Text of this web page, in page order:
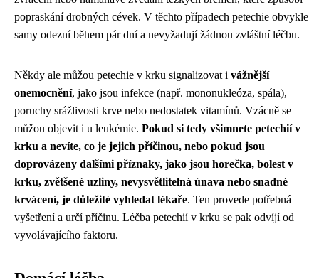
popraskání drobných cévek. V těchto případech petechie obvykle
samy odezní během pár dní a nevyžadují žádnou zvláštní léčbu.
Někdy ale můžou petechie v krku signalizovat i vážnější
onemocnění, jako jsou infekce (např. mononukleóza, spála),
poruchy srážlivosti krve nebo nedostatek vitamínů. Vzácně se
můžou objevit i u leukémie. Pokud si tedy všimnete petechií v
krku a nevíte, co je jejich příčinou, nebo pokud jsou
doprovázeny dalšími příznaky, jako jsou horečka, bolest v
krku, zvětšené uzliny, nevysvětlitelná únava nebo snadné
krvácení, je důležité vyhledat lékaře. Ten provede potřebná
vyšetření a určí příčinu. Léčba petechií v krku se pak odvíjí od
vyvolávajícího faktoru.